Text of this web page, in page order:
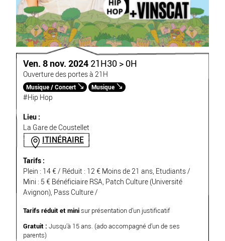
Ven. 8 nov. 2024 21H30 > 0H
Ouverture des portes à 21H
Musique / Concert Musique
#Hip Hop
Lieu :
La Gare de Coustellet
ITINÉRAIRE
Tarifs :
Plein : 14 € / Réduit : 12 € Moins de 21 ans, Etudiants /
Mini : 5 € Bénéficiaire RSA, Patch Culture (Université
Avignon), Pass Culture /
Tarifs réduit et mini sur présentation d’un justificatif
Gratuit : Jusqu’à 15 ans. (ado accompagné d’un de ses
parents)